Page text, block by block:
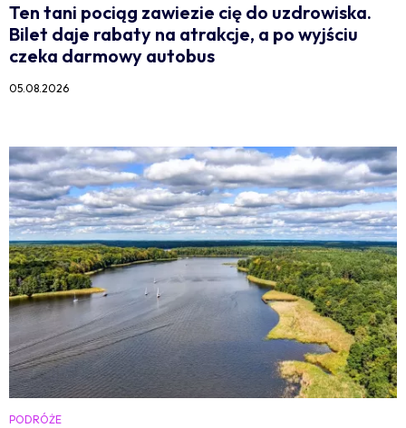
Ten tani pociąg zawiezie cię do uzdrowiska.
Bilet daje rabaty na atrakcje, a po wyjściu
czeka darmowy autobus
05.08.2026
PODRÓŻE